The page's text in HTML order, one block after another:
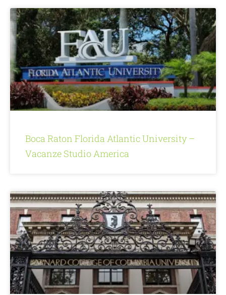
Boca Raton Florida Atlantic University –
Vacanze Studio America